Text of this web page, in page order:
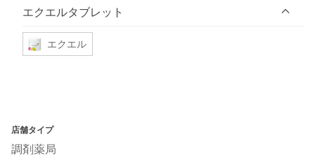
エクエルタブレット
エクエル
店舗タイプ
調剤薬局